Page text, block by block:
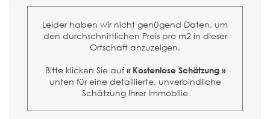
Leider haben wir nicht genügend Daten, um
den durchschnittlichen Preis pro m2 in dieser
Ortschaft anzuzeigen.
Bitte klicken Sie auf « Kostenlose Schätzung »
unten für eine detaillierte, unverbindliche
Schätzung Ihrer Immobilie